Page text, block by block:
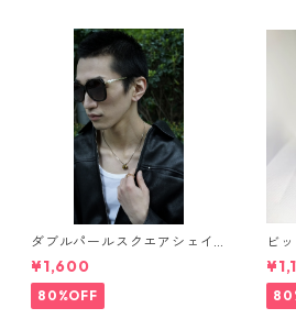
ダブルパールスクエアシェイ
プサングラス(Dark brown) **
SinSin*
¥1,600
80%OFF
ビ
サ